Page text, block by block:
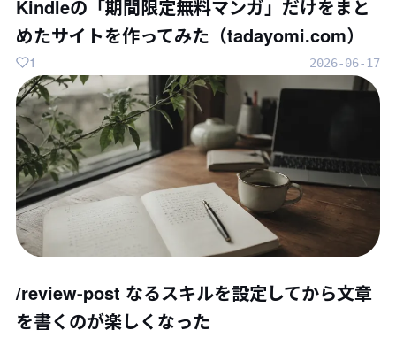
Kindleの「期間限定無料マンガ」だけをまと
めたサイトを作ってみた（tadayomi.com）
2026-06-17
1
/review-post なるスキルを設定してから文章
を書くのが楽しくなった